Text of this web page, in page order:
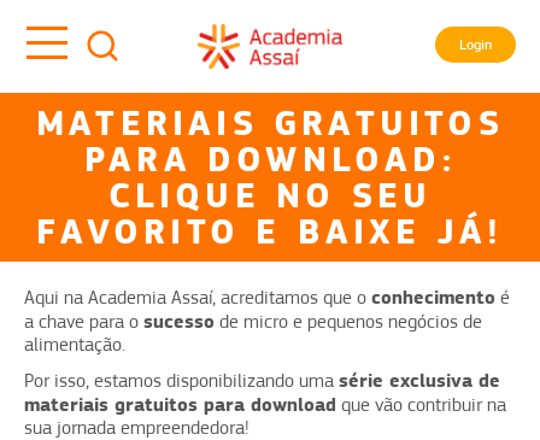
Login
MATERIAIS GRATUITOS
PARA DOWNLOAD:
CLIQUE NO SEU
FAVORITO E BAIXE JÁ!
Aqui na Academia Assaí, acreditamos que o conhecimento é
a chave para o sucesso de micro e pequenos negócios de
alimentação.
Por isso, estamos disponibilizando uma série exclusiva de
materiais gratuitos para download que vão contribuir na
sua jornada empreendedora!